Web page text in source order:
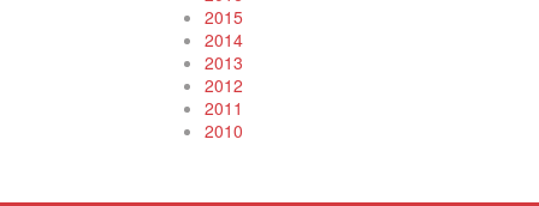
2015
2014
2013
2012
2011
2010